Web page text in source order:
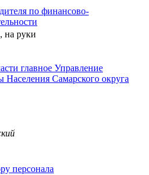
по финансово-
на руки
главное Управление
Самарского округа
персонала